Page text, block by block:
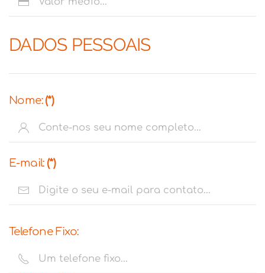
DADOS PESSOAIS
Nome: (*)
E-mail: (*)
Telefone Fixo: